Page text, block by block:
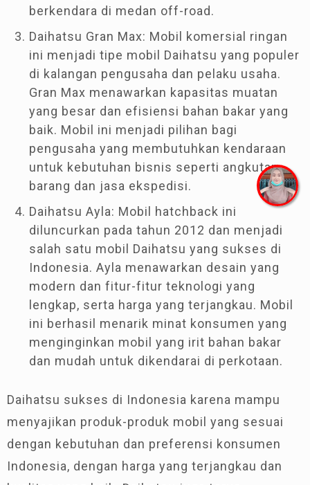
berkendara di medan off-road.
Daihatsu Gran Max: Mobil komersial ringan
ini menjadi tipe mobil Daihatsu yang populer
di kalangan pengusaha dan pelaku usaha.
Gran Max menawarkan kapasitas muatan
yang besar dan efisiensi bahan bakar yang
baik. Mobil ini menjadi pilihan bagi
pengusaha yang membutuhkan kendaraan
untuk kebutuhan bisnis seperti angkutan
barang dan jasa ekspedisi.
Daihatsu Ayla: Mobil hatchback ini
diluncurkan pada tahun 2012 dan menjadi
salah satu mobil Daihatsu yang sukses di
Indonesia. Ayla menawarkan desain yang
modern dan fitur-fitur teknologi yang
lengkap, serta harga yang terjangkau. Mobil
ini berhasil menarik minat konsumen yang
menginginkan mobil yang irit bahan bakar
dan mudah untuk dikendarai di perkotaan.
Daihatsu sukses di Indonesia karena mampu
menyajikan produk-produk mobil yang sesuai
dengan kebutuhan dan preferensi konsumen
Indonesia, dengan harga yang terjangkau dan